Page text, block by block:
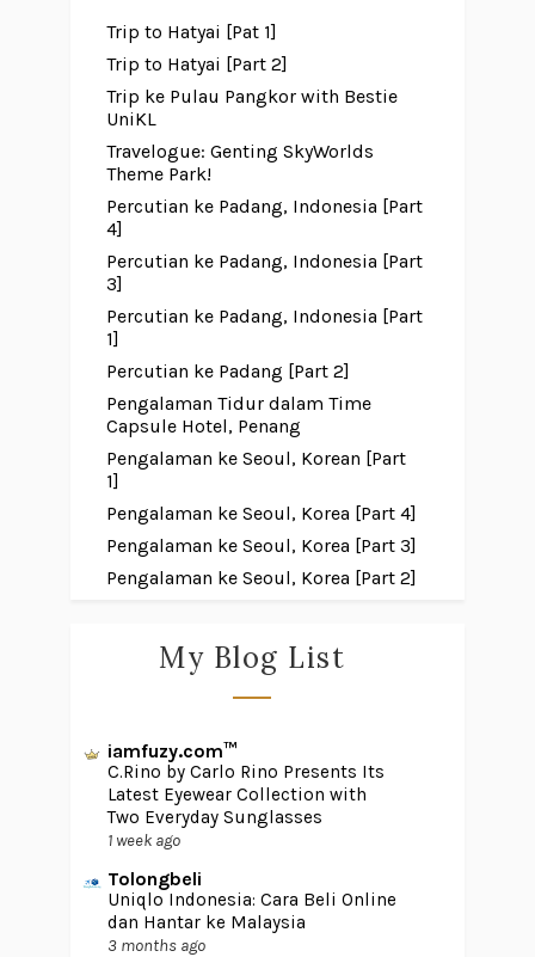
Trip to Hatyai [Pat 1]
Trip to Hatyai [Part 2]
Trip ke Pulau Pangkor with Bestie
UniKL
Travelogue: Genting SkyWorlds
Theme Park!
Percutian ke Padang, Indonesia [Part
4]
Percutian ke Padang, Indonesia [Part
3]
Percutian ke Padang, Indonesia [Part
1]
Percutian ke Padang [Part 2]
Pengalaman Tidur dalam Time
Capsule Hotel, Penang
Pengalaman ke Seoul, Korean [Part
1]
Pengalaman ke Seoul, Korea [Part 4]
Pengalaman ke Seoul, Korea [Part 3]
Pengalaman ke Seoul, Korea [Part 2]
My Blog List
iamfuzy.com™
C.Rino by Carlo Rino Presents Its
Latest Eyewear Collection with
Two Everyday Sunglasses
1 week ago
Tolongbeli
Uniqlo Indonesia: Cara Beli Online
dan Hantar ke Malaysia
3 months ago